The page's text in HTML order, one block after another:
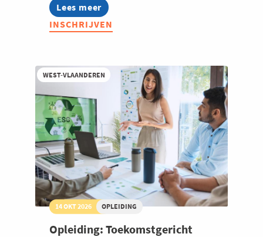
Lees meer
about
Opleiding:
Cybersecurity
INSCHRIJVEN
WEST-VLAANDEREN
14 OKT 2026 OPLEIDING
Opleiding: Toekomstgericht